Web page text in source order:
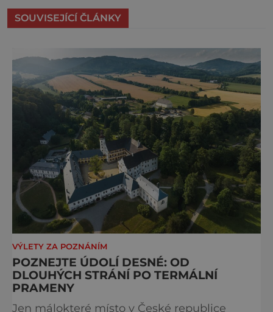
SOUVISEJÍCÍ ČLÁNKY
VÝLETY ZA POZNÁNÍM
POZNEJTE ÚDOLÍ DESNÉ: OD
DLOUHÝCH STRÁNÍ PO TERMÁLNÍ
PRAMENY
Jen málokteré místo v České republice